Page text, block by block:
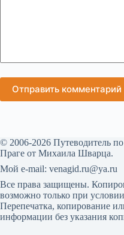
Отправить комментарий
© 2006-2026 Путеводитель по
Праге от Михаила Шварца.
Мой е-mail: venagid.ru@ya.ru
Все права защищены.
возможно только при
Перепечатка, копирование
информации без указания